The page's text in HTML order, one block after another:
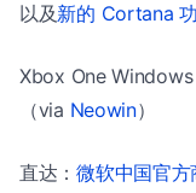
以及新的 Cortana
Xbox One Windows
（via Neowin）
直达：微软中国官